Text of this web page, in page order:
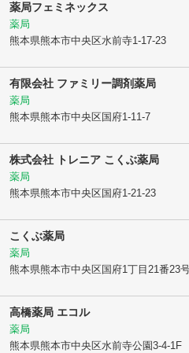
薬局フェミネックス
薬局
熊本県熊本市中央区水前寺1-17-23
有限会社 ファミリー調剤薬局
薬局
熊本県熊本市中央区 国府1-11-7
株式会社 トレニア こくぶ薬局
薬局
熊本県熊本市中央区 国府1-21-23
こくぶ薬局
薬局
熊本県熊本市中央区 国府1丁目21番23
高橋薬局 エコル
薬局
熊本県熊本市中央区水前寺公園3-4-1F